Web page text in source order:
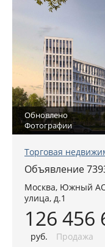
Обновлено
Фотографии
Торговая
Объявление
Москва, Южный
улица, д.1
126 456
руб. Продажа